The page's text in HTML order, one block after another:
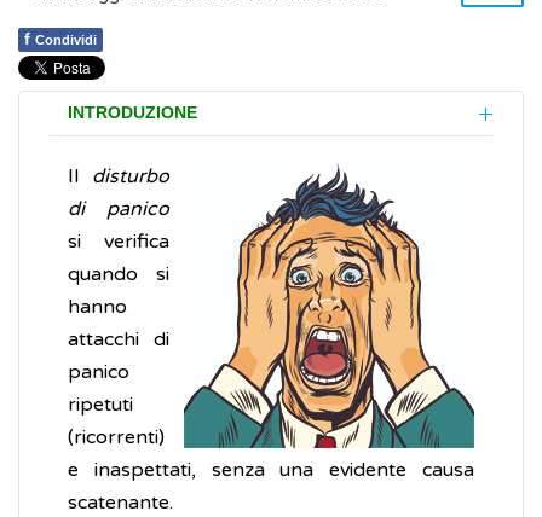
f Condividi
INTRODUZIONE
Il disturbo
di panico
si verifica
quando si
hanno
attacchi di
panico
ripetuti
(ricorrenti)
e inaspettati, senza una evidente causa
scatenante.